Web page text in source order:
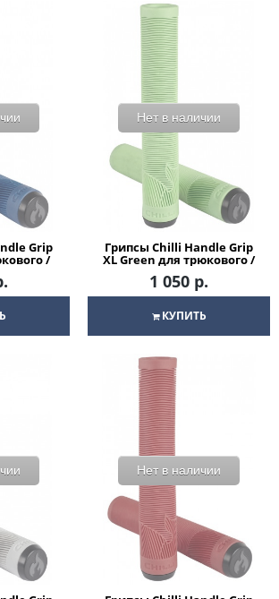
Grip
/
Нет в наличии
Грипсы Chilli Handle Grip
XL Green для трюкового /
городского / детского
самоката
1 050 р.
КУПИТЬ
Нет в наличии